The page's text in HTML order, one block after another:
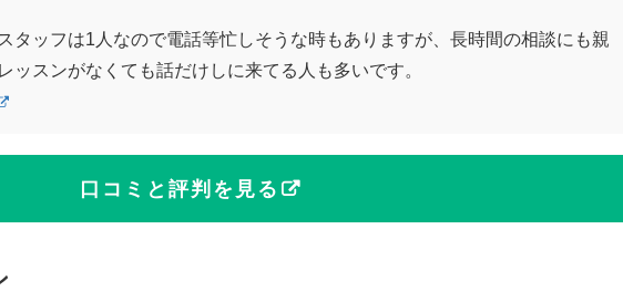
タッフは1人なので電話等忙しそうな時もありますが、長時間の相談にも親
ッスンがなくても話だけしに来てる人も多いです。
口コミと評判を見る